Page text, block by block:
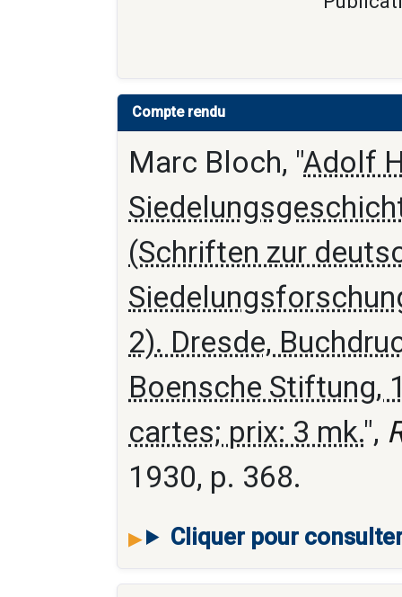
Compte rendu
Marc Bloch, "Adolf
(Schriften zur
2). Dresde,
Boensche Stiftung,
cartes; prix: 3 mk.",
1930, p. 368.
Cliquer pour